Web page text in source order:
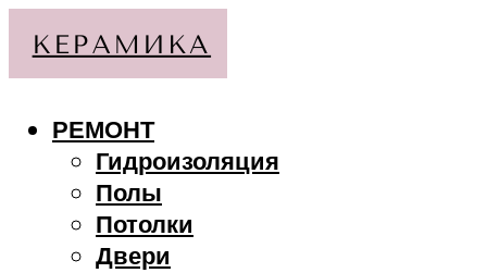
РЕМОНТ
Гидроизоляция
Полы
Потолки
Двери